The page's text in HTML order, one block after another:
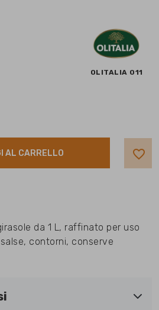
OLITALIA 011
AL CARRELLO favorite_border
da 1 L, raffinato per uso
contorni, conserve